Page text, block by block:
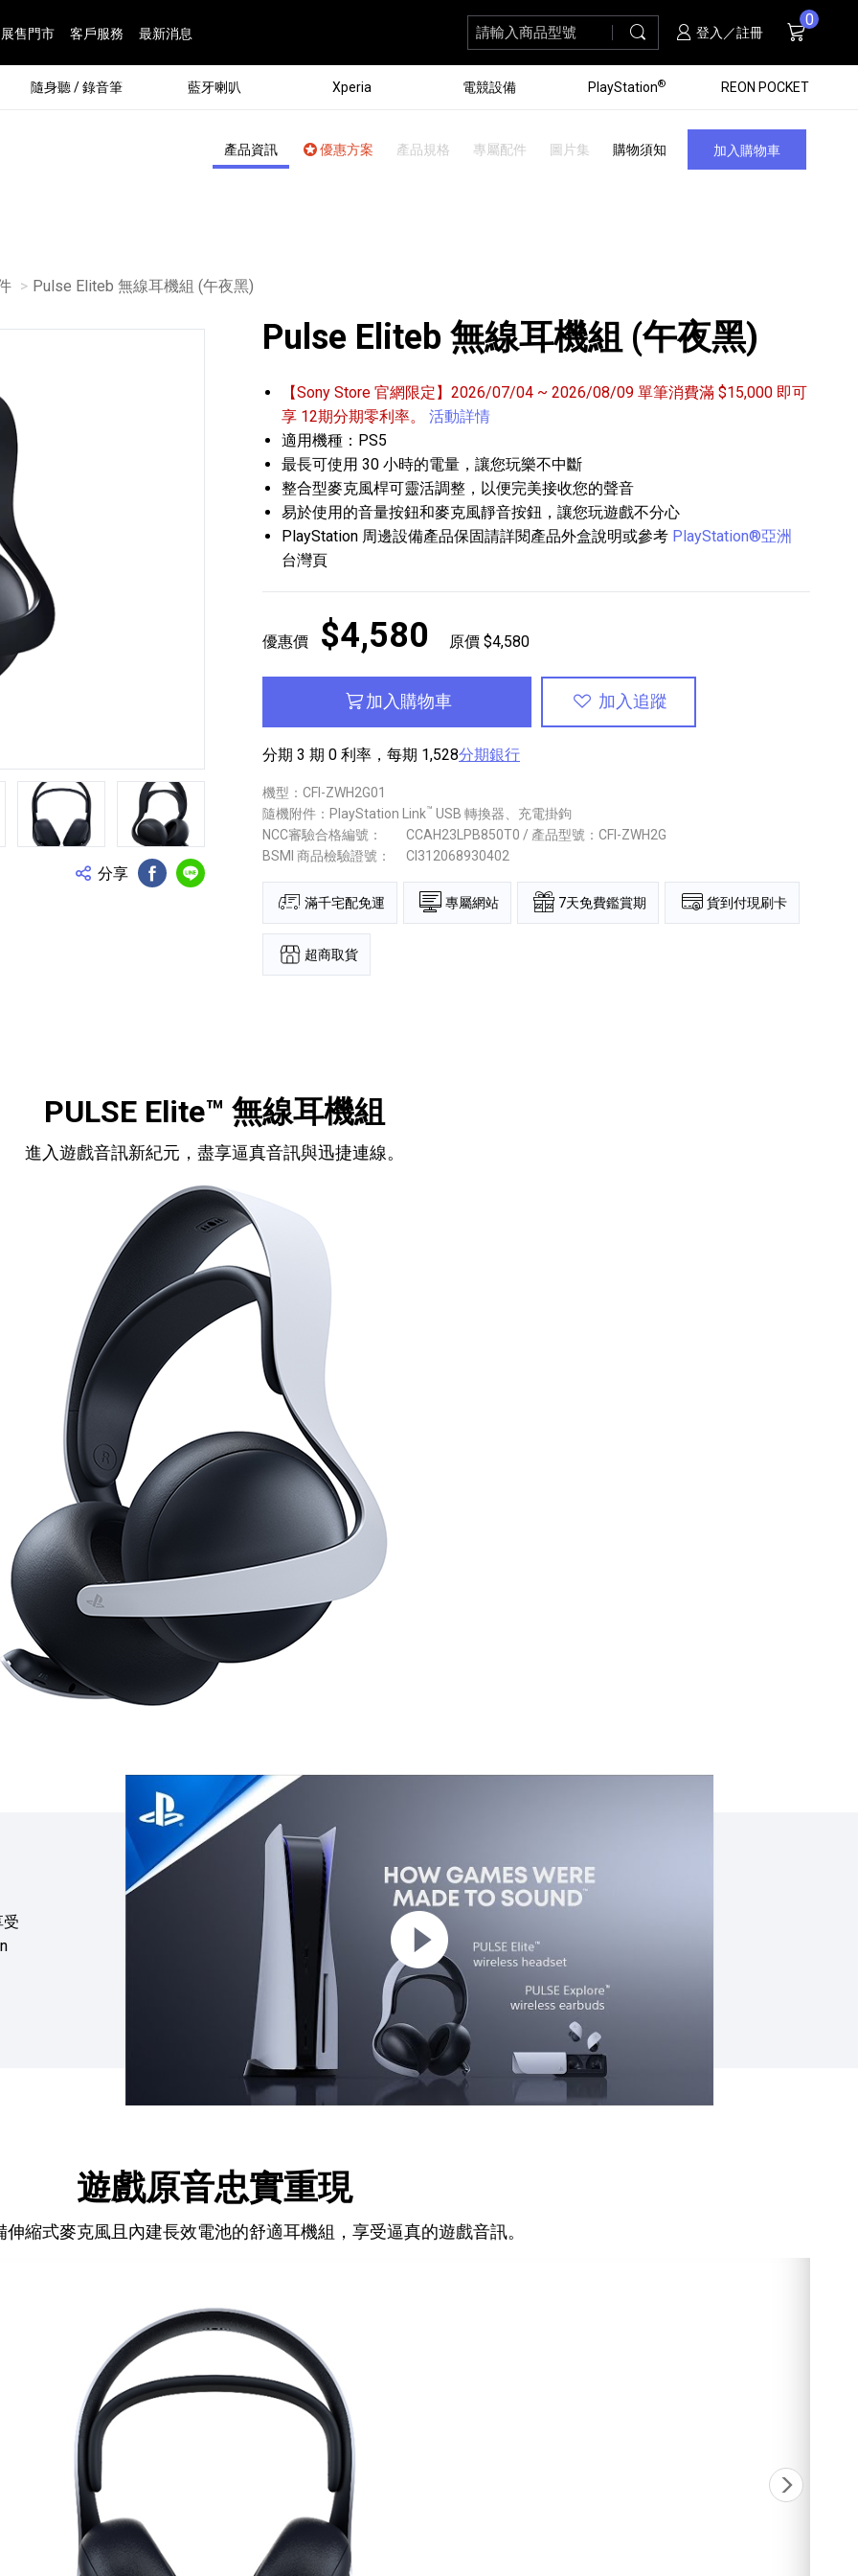
展售門市 客戶服務 最新消息 請輸入商品型號 搜尋 登入／註冊 購物車
0
項商品
BRAVIA 專屬配件 9個產品 黑膠唱盤 3個產品
放器
頭 α 專屬配件 143個產品 ZV 數位相機 16個產品
克風 / 收錄音組 數位攝影機 / 配件
隨身聽 / 錄音筆
專屬配件 錄音筆 / 配件 7個產品
藍牙喇叭 Xperia
用配件
電競設備
電競耳機 INZONE 電競周邊 7個產品
PlayStation® REON POCKET
產品資訊 優惠方案 產品規格 專屬配件 圖片集 購物須知 加入購物車
目前頁面：
Pulse Eliteb 無線耳機組 (午夜黑)
第5張 第6張
分享
FB分享Line分享
Pulse Eliteb 無線耳機組 (午夜黑)
【Sony Store 官網限定】2026/07/04 ~ 2026/08/09 單筆消費滿 $15,000 即可
享 12期分期零利率。
活動詳情
適用機種：PS5
最長可使用 30 小時的電量，讓您玩樂不中斷
整合型麥克風桿可靈活調整，以便完美接收您的聲音
易於使用的音量按鈕和麥克風靜音按鈕，讓您玩遊戲不分心
PlayStation 周邊設備產品保固請詳閱產品外盒說明或參考 PlayStation®亞洲
台灣頁
優惠價 $4,580 原價 $4,580
加入購物車 加入追蹤
分期 3 期 0 利率，每期 1,528分期銀行
機型：CFI-ZWH2G01
隨機附件：PlayStation Link™ USB 轉換器、充電掛鉤
NCC審驗合格編號：
CCAH23LPB850T0 / 產品型號：CFI-ZWH2G
BSMI 商品檢驗證號：
CI312068930402
滿千宅配免運 專屬網站 7天免費鑑賞期 貨到付現刷卡
超商取貨
PULSE Elite™ 無線耳機組
進入遊戲音訊新紀元，盡享逼真音訊與迅捷連線。
點擊播放：遊戲音效的新紀元正等待您加入
遊戲原音忠實重現
伸縮式麥克風且內建長效電池的舒適耳機組，享受逼真的遊戲音訊。